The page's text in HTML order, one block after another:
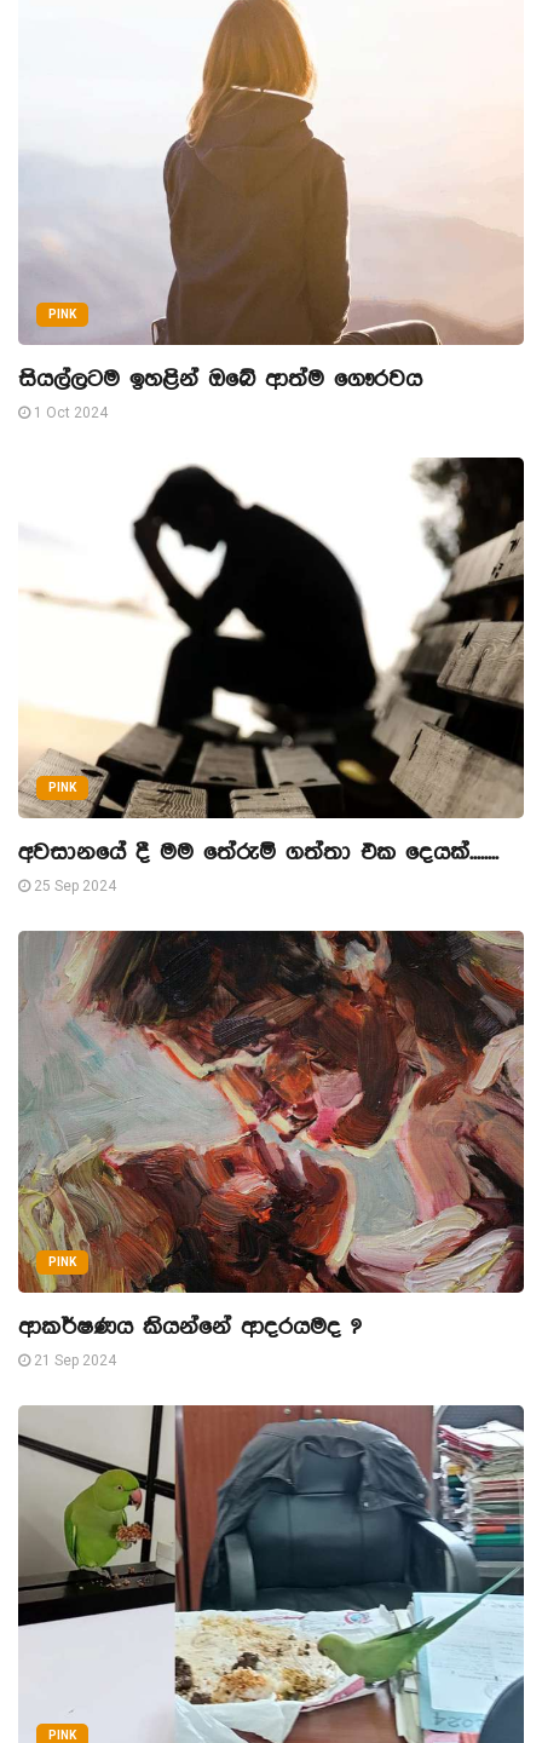
PINK
සියල්ලටම ඉහළින් ඔබේ ආත්ම ගෞරවය
1 Oct 2024
PINK
අවසානයේ දී මම තේරුම් ගත්තා එක දෙයක්........
25 Sep 2024
PINK
ආකර්ෂණය කියන්නේ ආදරයමද ?
21 Sep 2024
PINK